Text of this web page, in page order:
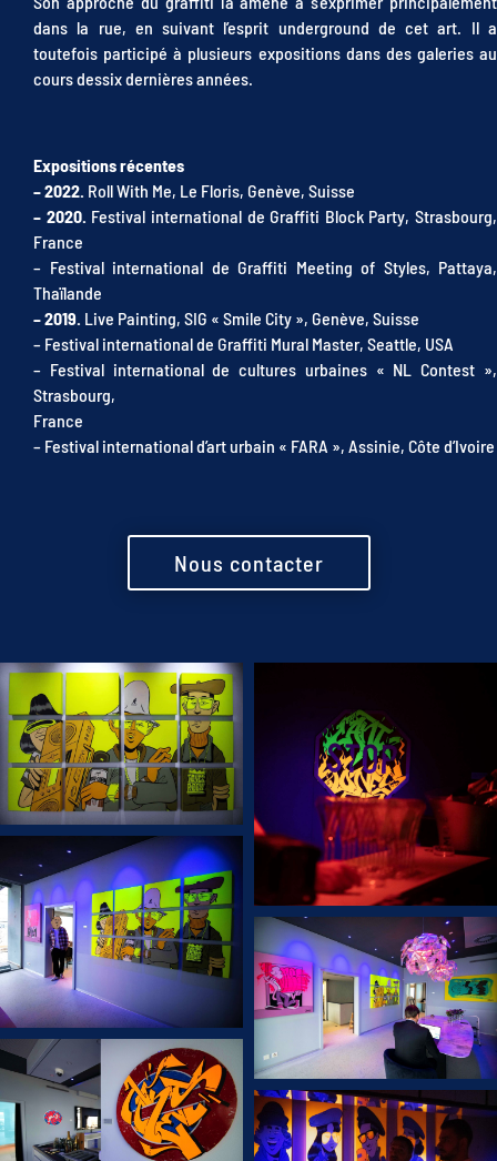
dans la rue, en suivant l’esprit underground de cet art. Il a
toutefois participé à plusieurs expositions dans des galeries au
cours dessix dernières années.
Expositions récentes
– 2022. Roll With Me, Le Floris, Genève, Suisse
– 2020. Festival international de Graffiti Block Party, Strasbourg,
France
– Festival international de Graffiti Meeting of Styles, Pattaya,
Thaïlande
– 2019. Live Painting, SIG « Smile City », Genève, Suisse
– Festival international de Graffiti Mural Master, Seattle, USA
– Festival international de cultures urbaines « NL Contest »,
Strasbourg,
France
– Festival international d’art urbain « FARA », Assinie, Côte d’Ivoire
Nous contacter